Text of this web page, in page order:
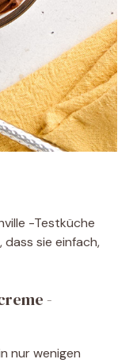
-Testküche
sie einfach,
-
nur wenigen